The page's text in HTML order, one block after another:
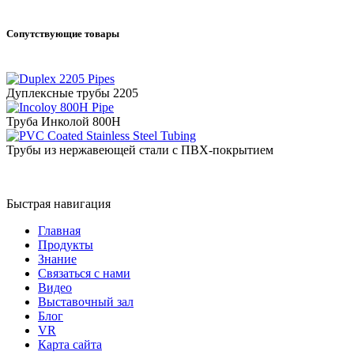
Сопутствующие товары
Дуплексные трубы 2205
Труба Инколой 800H
Трубы из нержавеющей стали с ПВХ-покрытием
Быстрая навигация
Главная
Продукты
Знание
Связаться с нами
Видео
Выставочный зал
Блог
VR
Карта сайта